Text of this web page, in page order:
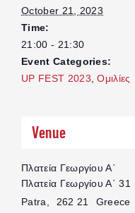
October 21, 2023
Time:
21:00 - 21:30
Event Categories:
UP FEST 2023 ,Ομιλίες
Venue
Πλατεία Γεωργίου Α΄
Πλατεία Γεωργίου Α΄ 31
Patra
262 21
Greece